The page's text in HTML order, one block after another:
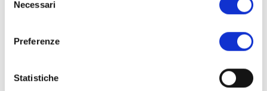
delNecessari
Preferenze
Statistiche
VALORI NUTRIZIONALI
1 porzione
medi
100ml
3577 KJ
Grassi
95.00g